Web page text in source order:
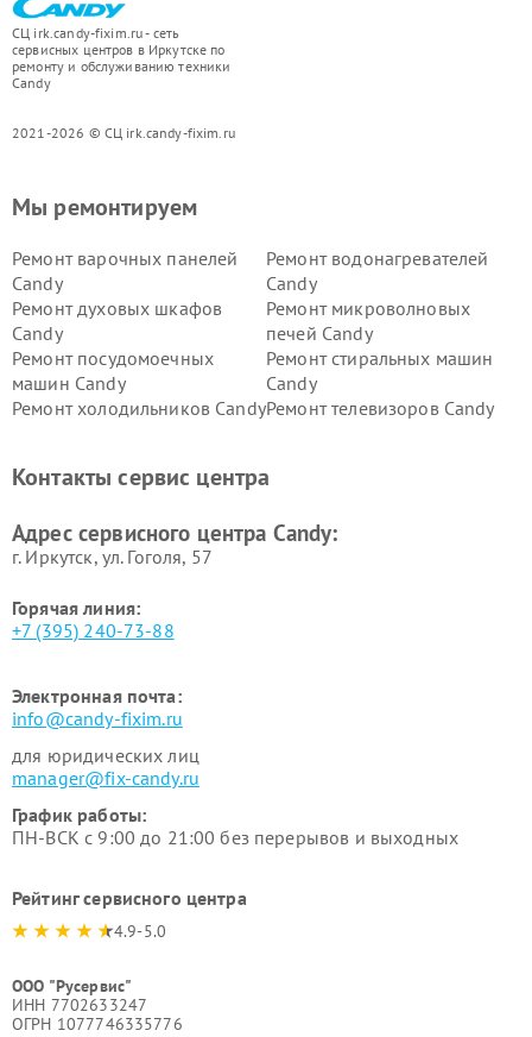
СЦ irk.candy-fixim.ru - сеть
сервисных центров в Иркутске по
ремонту и обслуживанию техники
Candy
2021-2026 © СЦ irk.candy-fixim.ru
Мы ремонтируем
Ремонт варочных панелей
Candy
Ремонт водонагревателей
Candy
Ремонт духовых шкафов
Candy
Ремонт микроволновых
печей Candy
Ремонт посудомоечных
машин Candy
Ремонт стиральных машин
Candy
Ремонт холодильников CandyРемонт телевизоров Candy
Контакты сервис центра
Адрес сервисного центра Candy:
г. Иркутск, ул. ​Гоголя, 57
Горячая линия:
+7 (395) 240-73-88
Электронная почта:
info@candy-fixim.ru
для юридических лиц
manager@fix-candy.ru
График работы:
ПН-ВСК с 9:00 до 21:00 без перерывов и выходных
Рейтинг сервисного центра
4.9-5.0
ООО "Русервис"
ИНН 7702633247
ОГРН 1077746335776